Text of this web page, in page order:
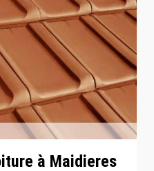
à Maidieres